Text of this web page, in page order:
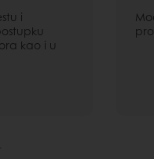
i
kao i u